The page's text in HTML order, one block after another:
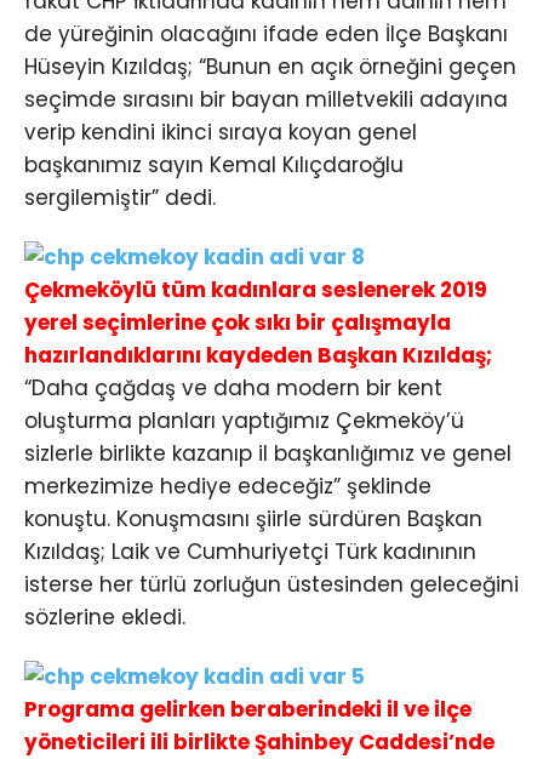
de yüreğinin olacağını ifade eden İlçe Başkanı
Hüseyin Kızıldaş; “Bunun en açık örneğini geçen
seçimde sırasını bir bayan milletvekili adayına
verip kendini ikinci sıraya koyan genel
başkanımız sayın Kemal Kılıçdaroğlu
sergilemiştir” dedi.
Çekmeköylü tüm kadınlara seslenerek 2019
yerel seçimlerine çok sıkı bir çalışmayla
hazırlandıklarını kaydeden Başkan Kızıldaş;
“Daha çağdaş ve daha modern bir kent
oluşturma planları yaptığımız Çekmeköy’ü
sizlerle birlikte kazanıp il başkanlığımız ve genel
merkezimize hediye edeceğiz” şeklinde
konuştu. Konuşmasını şiirle sürdüren Başkan
Kızıldaş; Laik ve Cumhuriyetçi Türk kadınının
isterse her türlü zorluğun üstesinden geleceğini
sözlerine ekledi.
Programa gelirken beraberindeki il ve ilçe
yöneticileri ili birlikte Şahinbey Caddesi’nde